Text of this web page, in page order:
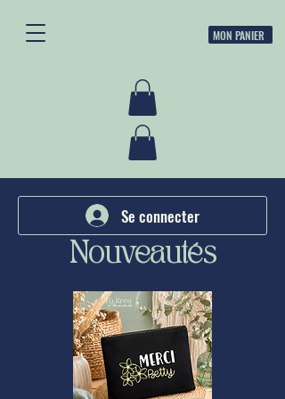
MON PANIER
Se connecter
Nouveautés